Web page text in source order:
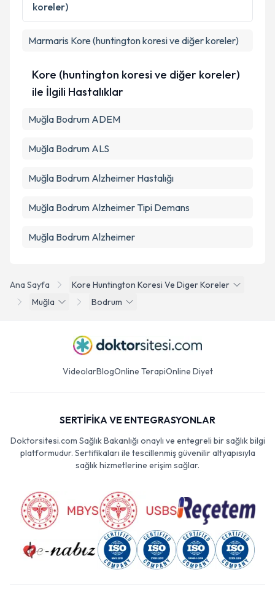
Ana Sayfa
Kore Huntington Koresi Ve Diger Koreler
Muğla
Bodrum
koreler)
Marmaris Kore (huntington koresi ve diğer koreler)
Kore (huntington koresi ve diğer koreler)
ile İlgili Hastalıklar
Muğla Bodrum ADEM
Muğla Bodrum ALS
Muğla Bodrum Alzheimer Hastalığı
Muğla Bodrum Alzheimer Tipi Demans
Muğla Bodrum Alzheimer
VideolarBlogOnline TerapiOnline Diyet
SERTİFİKA VE ENTEGRASYONLAR
Doktorsitesi.com Sağlık Bakanlığı onaylı ve entegreli bir sağlık bilgi
platformudur. Sertifikaları ile tescillenmiş güvenilir altyapısıyla
sağlık hizmetlerine erişim sağlar.